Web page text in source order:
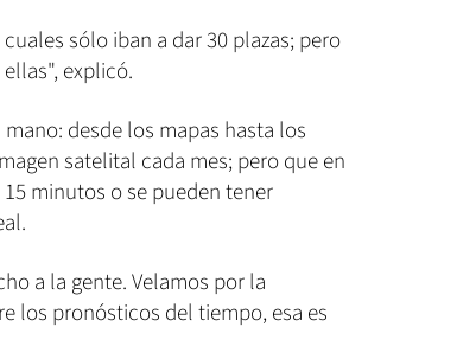
sólo iban a dar 30 plazas; pero
explicó.
desde los mapas hasta los
satelital cada mes; pero que en
minutos o se pueden tener
a la gente. Velamos por la
los pronósticos del tiempo, esa es